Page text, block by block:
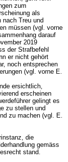
zum
als
nach Treu und
müssen (vgl. vorne
darauf
2019
der Strafbefehl
er nicht gehört
noch entsprechen
(vgl. vorne E.
ersichtlich,
erscheinen
gelingt es
zu stellen und
zu machen (vgl. E.
die
gemäss
stand.